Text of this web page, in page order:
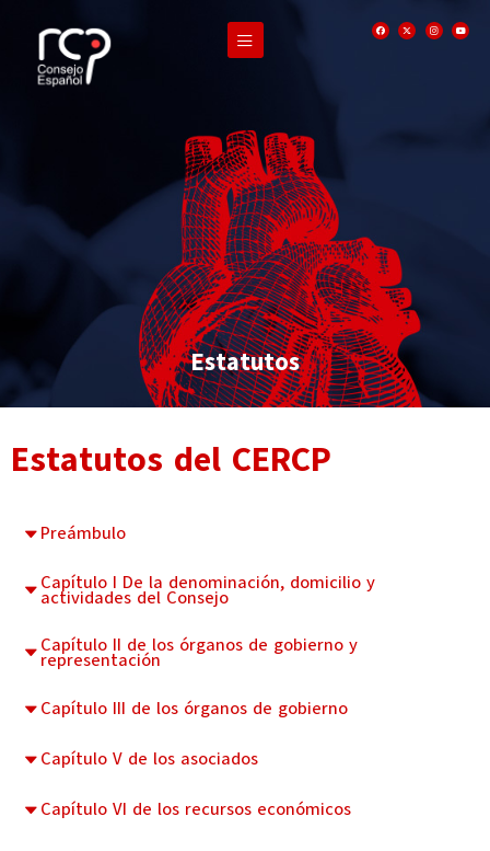
Estatutos
Estatutos del CERCP
Preámbulo
Capítulo I De la denominación, domicilio y
actividades del Consejo
Capítulo II de los órganos de gobierno y
representación
Capítulo III de los órganos de gobierno
Capítulo V de los asociados
Capítulo VI de los recursos económicos